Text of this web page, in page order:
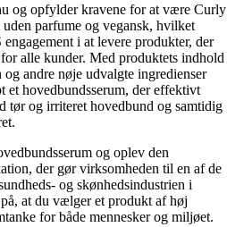
og opfylder kravene for at være Curly
parfume og vegansk, hvilket
i at levere produkter, der
alle kunder. Med produktets indhold
andre nøje udvalgte ingredienser
et hovedbundsserum, der effektivt
tør og irriteret hovedbund og samtidig
og oplev den
der gør virksomheden til en af de
og skønhedsindustrien i
at du vælger et produkt af høj
for både mennesker og miljøet.